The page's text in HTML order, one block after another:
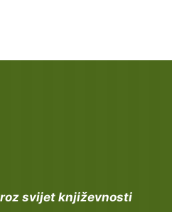
svijet književnosti